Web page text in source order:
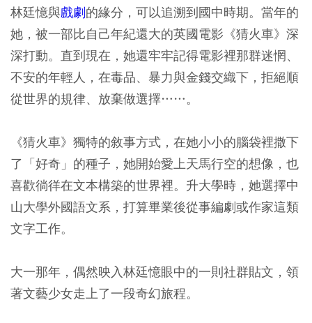
林廷憶與戲劇的緣分，可以追溯到國中時期。當年的
她，被一部比自己年紀還大的英國電影《猜火車》深
深打動。直到現在，她還牢牢記得電影裡那群迷惘、
不安的年輕人，在毒品、暴力與金錢交織下，拒絕順
從世界的規律、放棄做選擇……。
《猜火車》獨特的敘事方式，在她小小的腦袋裡撒下
了「好奇」的種子，她開始愛上天馬行空的想像，也
喜歡徜徉在文本構築的世界裡。升大學時，她選擇中
山大學外國語文系，打算畢業後從事編劇或作家這類
文字工作。
大一那年，偶然映入林廷憶眼中的一則社群貼文，領
著文藝少女走上了一段奇幻旅程。